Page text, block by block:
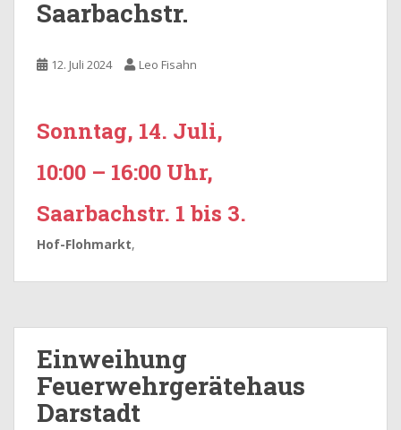
Saarbachstr.
12. Juli 2024 Leo Fisahn
Sonntag, 14. Juli,
10:00 – 16:00 Uhr,
Saarbachstr. 1 bis 3.
Hof-Flohmarkt,
Einweihung
Feuerwehrgerätehaus
Darstadt